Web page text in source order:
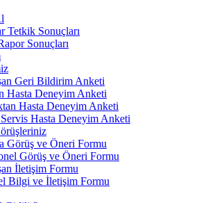
Tetkik Sonuçları
Sonuçları
Geri Bildirim Anketi
Hasta Deneyim Anketi
Hasta Deneyim Anketi
Hasta Deneyim Anketi
Görüş ve Öneri Formu
Görüş ve Öneri Formu
İletişim Formu
Bilgi ve İletişim Formu